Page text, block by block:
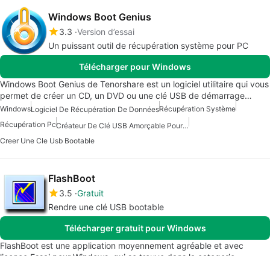
Windows Boot Genius
3.3 Version d’essai
Un puissant outil de récupération système pour PC
Télécharger pour Windows
Windows Boot Genius de Tenorshare est un logiciel utilitaire qui vous
permet de créer un CD, un DVD ou une clé USB de démarrage…
WindowsLogiciel De Récupération De DonnéesRécupération Système
Récupération Pc
Créateur De Clé USB Amorçable Pour Windows
Creer Une Cle Usb Bootable
FlashBoot
3.5 Gratuit
Rendre une clé USB bootable
Télécharger gratuit pour Windows
FlashBoot est une application moyennement agréable et avec